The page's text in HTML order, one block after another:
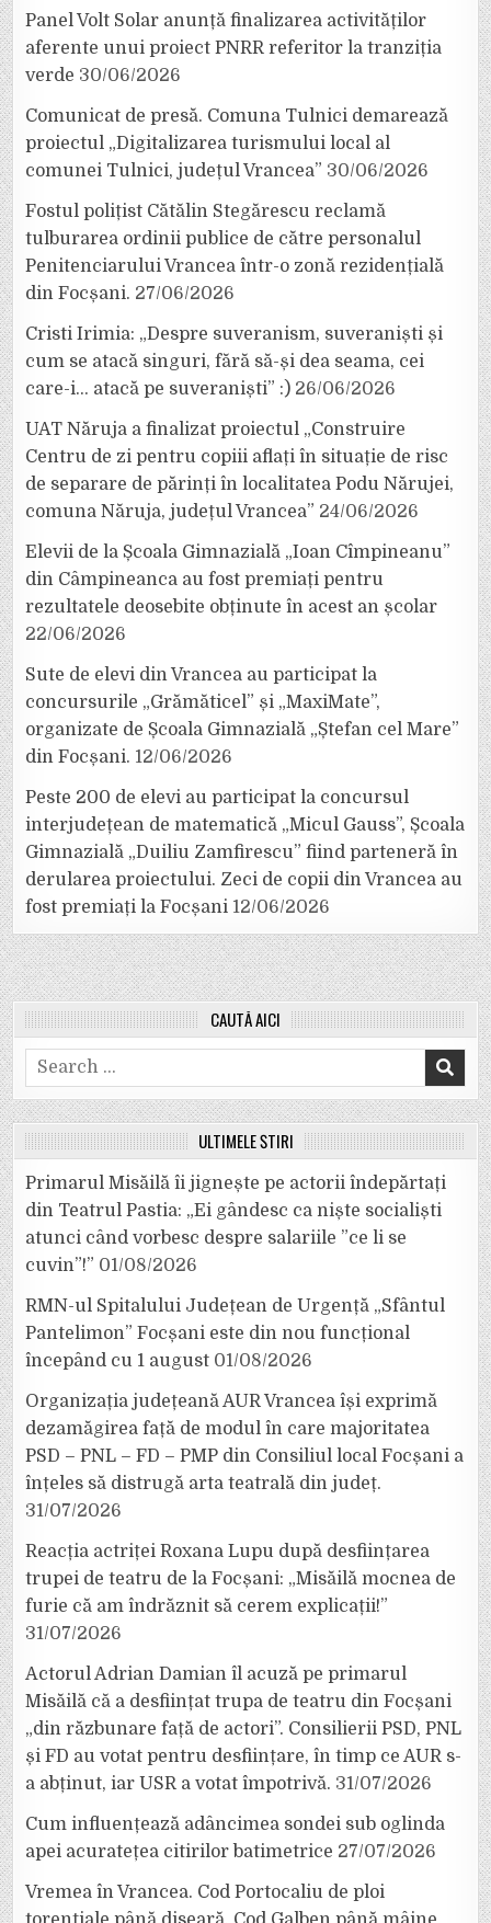
Panel Volt Solar anunță finalizarea activităților
aferente unui proiect PNRR referitor la tranziția
verde 30/06/2026
Comunicat de presă. Comuna Tulnici demarează
proiectul „Digitalizarea turismului local al
comunei Tulnici, județul Vrancea” 30/06/2026
Fostul polițist Cătălin Stegărescu reclamă
tulburarea ordinii publice de către personalul
Penitenciarului Vrancea într-o zonă rezidențială
din Focșani. 27/06/2026
Cristi Irimia: „Despre suveranism, suveraniști și
cum se atacă singuri, fără să-și dea seama, cei
care-i… atacă pe suveraniști” :) 26/06/2026
UAT Năruja a finalizat proiectul „Construire
Centru de zi pentru copiii aflați în situație de risc
de separare de părinți în localitatea Podu Nărujei,
comuna Năruja, județul Vrancea” 24/06/2026
Elevii de la Școala Gimnazială „Ioan Cîmpineanu”
din Câmpineanca au fost premiați pentru
rezultatele deosebite obținute în acest an școlar
22/06/2026
Sute de elevi din Vrancea au participat la
concursurile „Grămăticel” și „MaxiMate”,
organizate de Școala Gimnazială „Ștefan cel Mare”
din Focșani. 12/06/2026
Peste 200 de elevi au participat la concursul
interjudețean de matematică „Micul Gauss”, Școala
Gimnazială „Duiliu Zamfirescu” fiind parteneră în
derularea proiectului. Zeci de copii din Vrancea au
fost premiați la Focșani 12/06/2026
CAUTĂ AICI
Search
for:
ULTIMELE ȘTIRI
Primarul Misăilă îi jignește pe actorii îndepărtați
din Teatrul Pastia: „Ei gândesc ca niște socialiști
atunci când vorbesc despre salariile ”ce li se
cuvin”!” 01/08/2026
RMN-ul Spitalului Județean de Urgență „Sfântul
Pantelimon” Focșani este din nou funcțional
începând cu 1 august 01/08/2026
Organizația județeană AUR Vrancea își exprimă
dezamăgirea față de modul în care majoritatea
PSD – PNL – FD – PMP din Consiliul local Focșani a
înțeles să distrugă arta teatrală din județ.
31/07/2026
Reacția actriței Roxana Lupu după desființarea
trupei de teatru de la Focșani: „Misăilă mocnea de
furie că am îndrăznit să cerem explicații!”
31/07/2026
Actorul Adrian Damian îl acuză pe primarul
Misăilă că a desființat trupa de teatru din Focșani
„din răzbunare față de actori”. Consilierii PSD, PNL
și FD au votat pentru desființare, în timp ce AUR s-
a abținut, iar USR a votat împotrivă. 31/07/2026
Cum influențează adâncimea sondei sub oglinda
apei acuratețea citirilor batimetrice 27/07/2026
Vremea în Vrancea. Cod Portocaliu de ploi